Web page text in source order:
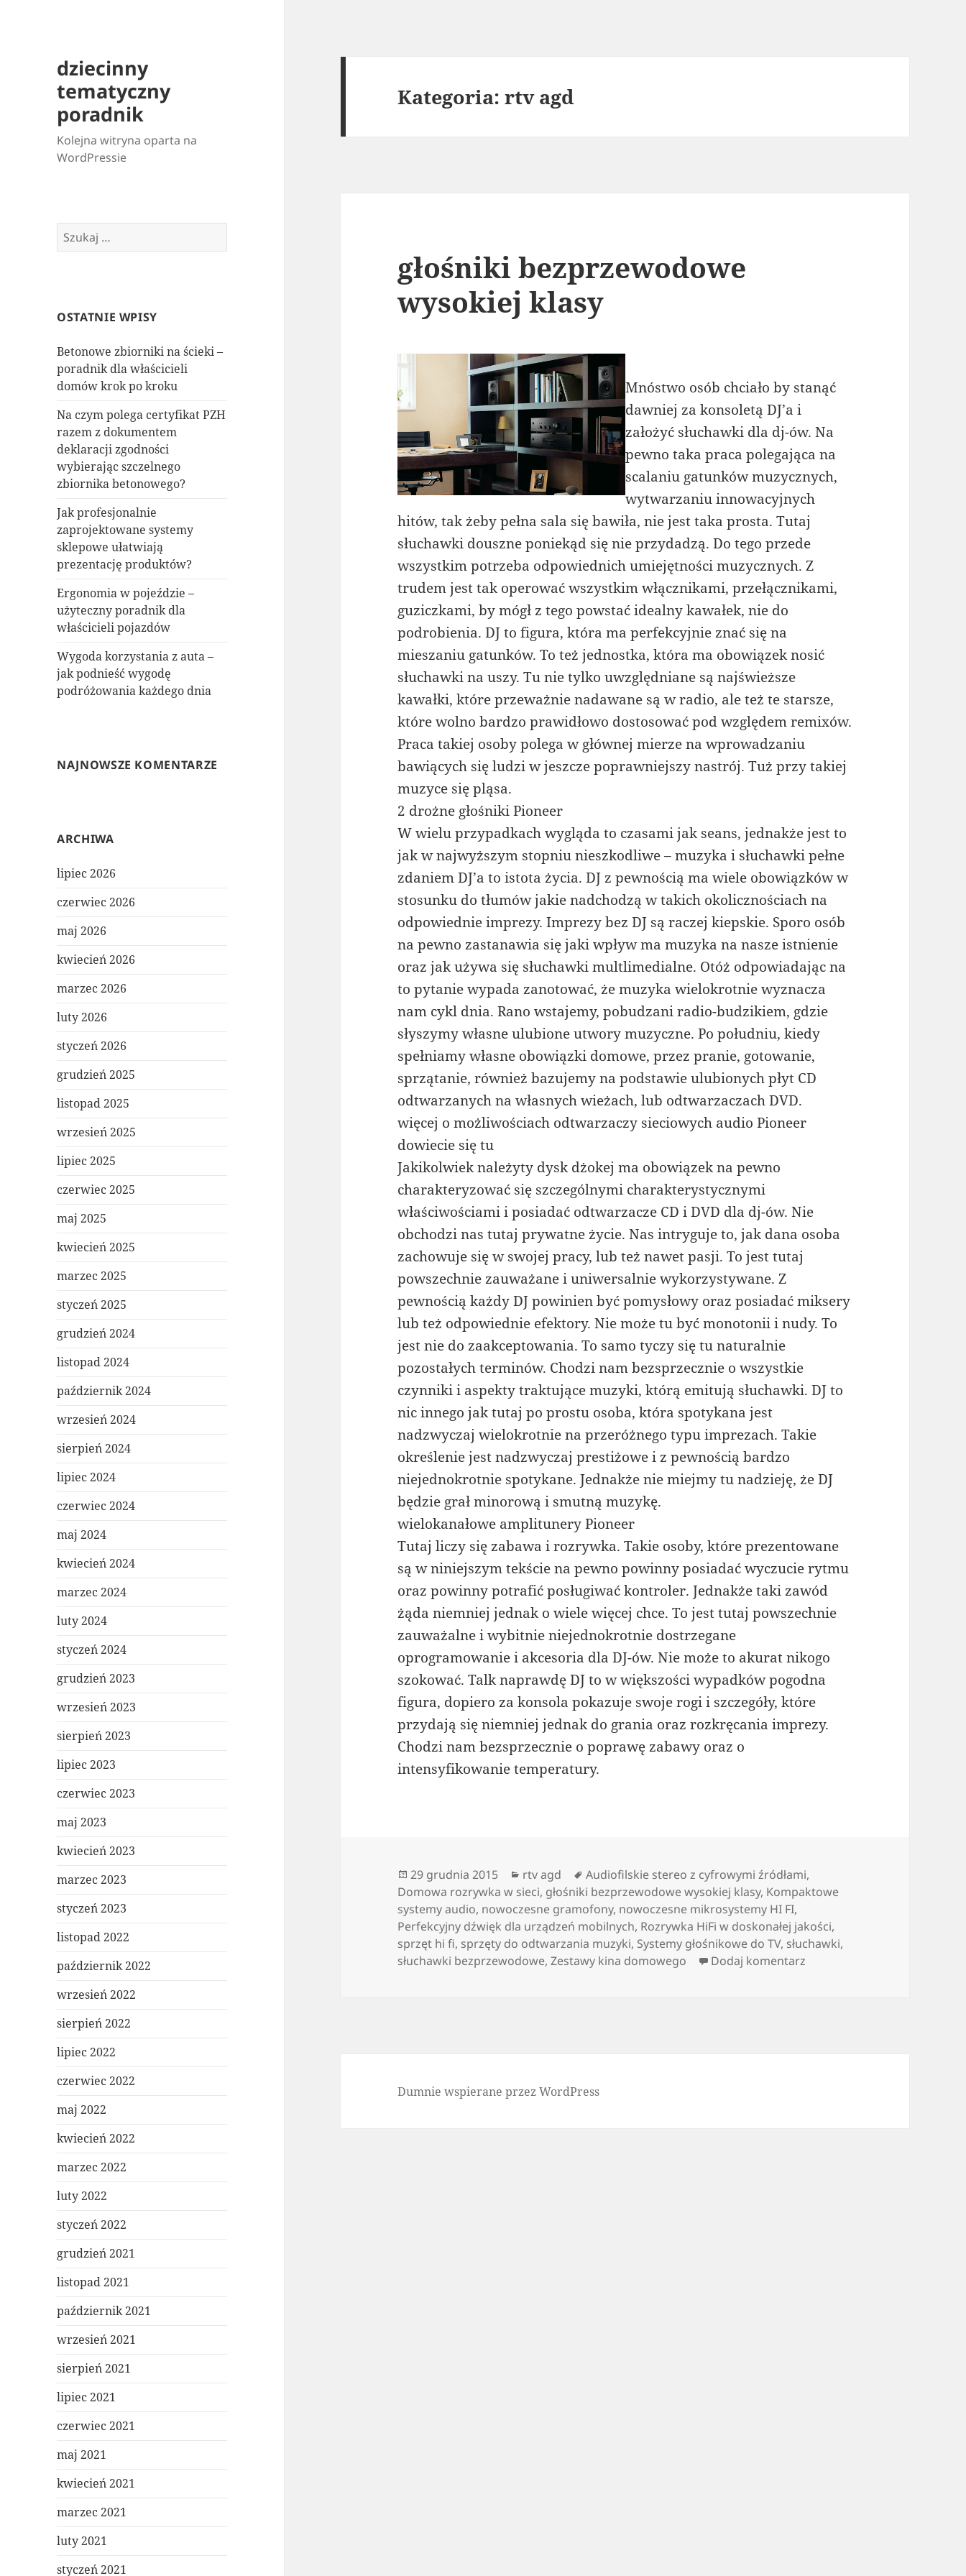
dziecinny
tematyczny
poradnik
Kolejna witryna oparta na
WordPressie
Szukaj:
OSTATNIE WPISY
Betonowe zbiorniki na ścieki –
poradnik dla właścicieli
domów krok po kroku
Na czym polega certyfikat PZH
razem z dokumentem
deklaracji zgodności
wybierając szczelnego
zbiornika betonowego?
Jak profesjonalnie
zaprojektowane systemy
sklepowe ułatwiają
prezentację produktów?
Ergonomia w pojeździe –
użyteczny poradnik dla
właścicieli pojazdów
Wygoda korzystania z auta –
jak podnieść wygodę
podróżowania każdego dnia
NAJNOWSZE KOMENTARZE
ARCHIWA
lipiec 2026
czerwiec 2026
maj 2026
kwiecień 2026
marzec 2026
luty 2026
styczeń 2026
grudzień 2025
listopad 2025
wrzesień 2025
lipiec 2025
czerwiec 2025
maj 2025
kwiecień 2025
marzec 2025
styczeń 2025
grudzień 2024
listopad 2024
październik 2024
wrzesień 2024
sierpień 2024
lipiec 2024
czerwiec 2024
maj 2024
kwiecień 2024
marzec 2024
luty 2024
styczeń 2024
grudzień 2023
wrzesień 2023
sierpień 2023
lipiec 2023
czerwiec 2023
maj 2023
kwiecień 2023
marzec 2023
styczeń 2023
listopad 2022
październik 2022
wrzesień 2022
sierpień 2022
lipiec 2022
czerwiec 2022
maj 2022
kwiecień 2022
marzec 2022
luty 2022
styczeń 2022
grudzień 2021
listopad 2021
październik 2021
wrzesień 2021
sierpień 2021
lipiec 2021
czerwiec 2021
maj 2021
kwiecień 2021
marzec 2021
luty 2021
styczeń 2021
Kategoria:rtv agd
głośniki bezprzewodowe
wysokiej klasy
Mnóstwo osób chciało by stanąć
dawniej za konsoletą DJ’a i
założyć słuchawki dla dj-ów. Na
pewno taka praca polegająca na
scalaniu gatunków muzycznych,
wytwarzaniu innowacyjnych
hitów, tak żeby pełna sala się bawiła, nie jest taka prosta. Tutaj
słuchawki douszne poniekąd się nie przydadzą. Do tego przede
wszystkim potrzeba odpowiednich umiejętności muzycznych. Z
trudem jest tak operować wszystkim włącznikami, przełącznikami,
guziczkami, by mógł z tego powstać idealny kawałek, nie do
podrobienia. DJ to figura, która ma perfekcyjnie znać się na
mieszaniu gatunków. To też jednostka, która ma obowiązek nosić
słuchawki na uszy. Tu nie tylko uwzględniane są najświeższe
kawałki, które przeważnie nadawane są w radio, ale też te starsze,
które wolno bardzo prawidłowo dostosować pod względem remixów.
Praca takiej osoby polega w głównej mierze na wprowadzaniu
bawiących się ludzi w jeszcze poprawniejszy nastrój. Tuż przy takiej
muzyce się pląsa.
2 drożne głośniki Pioneer
W wielu przypadkach wygląda to czasami jak seans, jednakże jest to
jak w najwyższym stopniu nieszkodliwe – muzyka i słuchawki pełne
zdaniem DJ’a to istota życia. DJ z pewnością ma wiele obowiązków w
stosunku do tłumów jakie nadchodzą w takich okolicznościach na
odpowiednie imprezy. Imprezy bez DJ są raczej kiepskie. Sporo osób
na pewno zastanawia się jaki wpływ ma muzyka na nasze istnienie
oraz jak używa się słuchawki multlimedialne. Otóż odpowiadając na
to pytanie wypada zanotować, że muzyka wielokrotnie wyznacza
nam cykl dnia. Rano wstajemy, pobudzani radio-budzikiem, gdzie
słyszymy własne ulubione utwory muzyczne. Po południu, kiedy
spełniamy własne obowiązki domowe, przez pranie, gotowanie,
sprzątanie, również bazujemy na podstawie ulubionych płyt CD
odtwarzanych na własnych wieżach, lub odtwarzaczach DVD.
więcej o możliwościach odtwarzaczy sieciowych audio Pioneer
dowiecie się tu
Jakikolwiek należyty dysk dżokej ma obowiązek na pewno
charakteryzować się szczególnymi charakterystycznymi
właściwościami i posiadać odtwarzacze CD i DVD dla dj-ów. Nie
obchodzi nas tutaj prywatne życie. Nas intryguje to, jak dana osoba
zachowuje się w swojej pracy, lub też nawet pasji. To jest tutaj
powszechnie zauważane i uniwersalnie wykorzystywane. Z
pewnością każdy DJ powinien być pomysłowy oraz posiadać miksery
lub też odpowiednie efektory. Nie może tu być monotonii i nudy. To
jest nie do zaakceptowania. To samo tyczy się tu naturalnie
pozostałych terminów. Chodzi nam bezsprzecznie o wszystkie
czynniki i aspekty traktujące muzyki, którą emitują słuchawki. DJ to
nic innego jak tutaj po prostu osoba, która spotykana jest
nadzwyczaj wielokrotnie na przeróżnego typu imprezach. Takie
określenie jest nadzwyczaj prestiżowe i z pewnością bardzo
niejednokrotnie spotykane. Jednakże nie miejmy tu nadzieję, że DJ
będzie grał minorową i smutną muzykę.
wielokanałowe amplitunery Pioneer
Tutaj liczy się zabawa i rozrywka. Takie osoby, które prezentowane
są w niniejszym tekście na pewno powinny posiadać wyczucie rytmu
oraz powinny potrafić posługiwać kontroler. Jednakże taki zawód
żąda niemniej jednak o wiele więcej chce. To jest tutaj powszechnie
zauważalne i wybitnie niejednokrotnie dostrzegane
oprogramowanie i akcesoria dla DJ-ów. Nie może to akurat nikogo
szokować. Talk naprawdę DJ to w większości wypadków pogodna
figura, dopiero za konsola pokazuje swoje rogi i szczegóły, które
przydają się niemniej jednak do grania oraz rozkręcania imprezy.
Chodzi nam bezsprzecznie o poprawę zabawy oraz o
intensyfikowanie temperatury.
Data
publikacji
29 grudnia 2015 Kategorie
rtv agd Tagi
Audiofilskie stereo z cyfrowymi źródłami,
Domowa rozrywka w sieci, głośniki bezprzewodowe wysokiej klasy, Kompaktowe
systemy audio, nowoczesne gramofony, nowoczesne mikrosystemy HI FI,
Perfekcyjny dźwięk dla urządzeń mobilnych, Rozrywka HiFi w doskonałej jakości,
sprzęt hi fi, sprzęty do odtwarzania muzyki, Systemy głośnikowe do TV, słuchawki,
słuchawki bezprzewodowe,Zestawy kina domowego Dodaj komentarz
Dumnie wspierane przez WordPress